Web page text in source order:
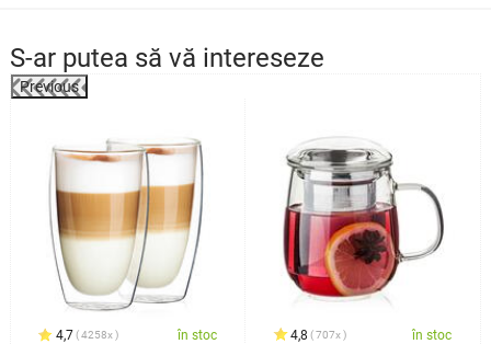
S-ar putea să vă intereseze
Previous
4,7 4258x în stoc 4,8 707x în stoc